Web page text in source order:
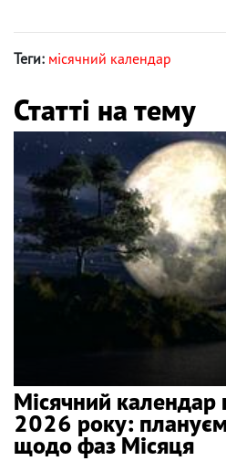
Теги: місячний календар
Статті на тему
Місячний календар
2026 року:
щодо фаз Місяця